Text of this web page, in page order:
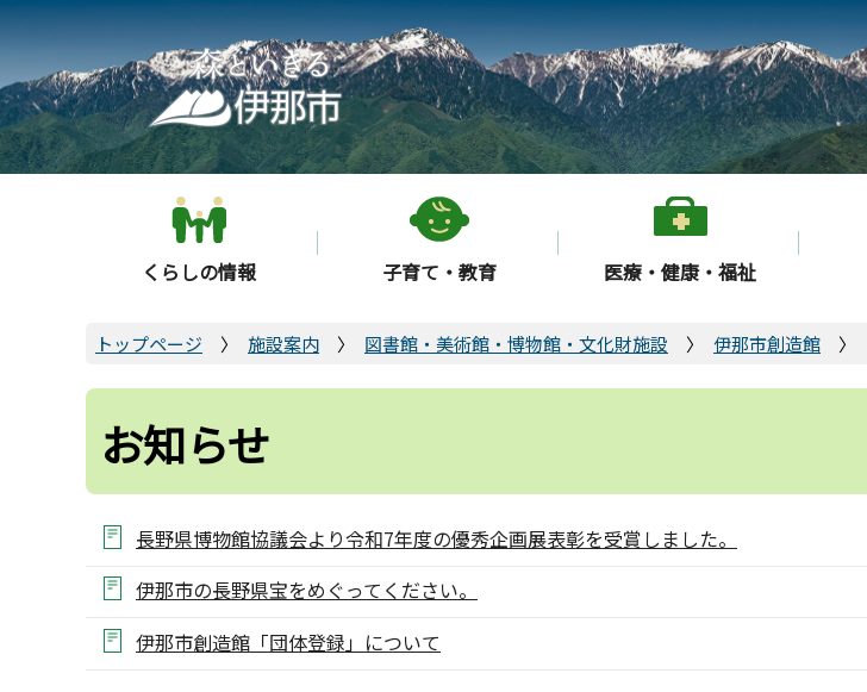
こ
の
ペ
ー
ジ
の
くらしの情報 子育て・教育 医療・健康・福祉
トップページ 施設案内 図書館・美術館・博物館・文化財施設 伊那市創造館
お知らせ
長野県博物館協議会より令和7年度の優秀企画展表彰を受賞しました。
伊那市の長野県宝をめぐってください。
伊那市創造館「団体登録」について